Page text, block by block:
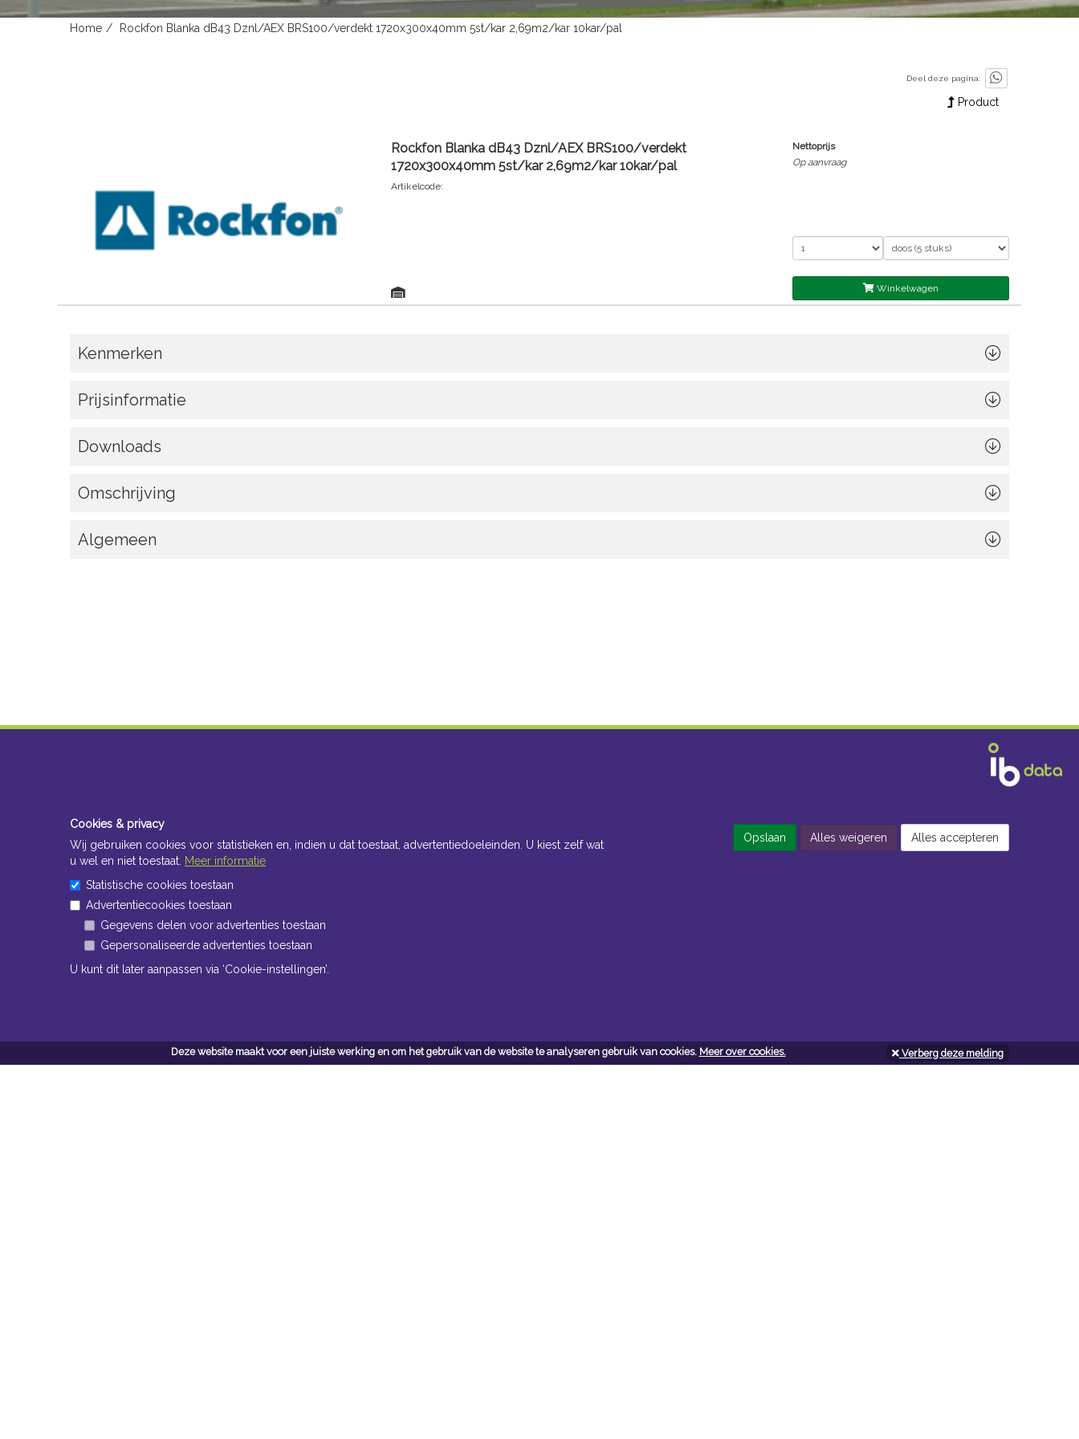
Deze website maakt voor een juiste werking en om het gebruik van de website te analyseren gebruik van cookies. Meer over cookies. Verberg deze melding
Home Rockfon Blanka dB43 Dznl/AEX BRS100/verdekt 1720x300x40mm 5st/kar 2,69m2/kar 10kar/pal
Deel deze pagina:
Product
Rockfon Blanka dB43 Dznl/AEX BRS100/verdekt
1720x300x40mm 5st/kar 2,69m2/kar 10kar/pal
Artikelcode:
Nettoprijs
Op aanvraag
Winkelwagen
Kenmerken
Prijsinformatie
Downloads
Omschrijving
Algemeen
Cookies & privacy
Wij gebruiken cookies voor statistieken en, indien u dat toestaat, advertentiedoeleinden. U kiest zelf wat
u wel en niet toestaat. Meer informatie
Statistische cookies toestaan
Advertentiecookies toestaan
Gegevens delen voor advertenties toestaan
Gepersonaliseerde advertenties toestaan
U kunt dit later aanpassen via ‘Cookie-instellingen’.
Opslaan Alles weigeren Alles accepteren